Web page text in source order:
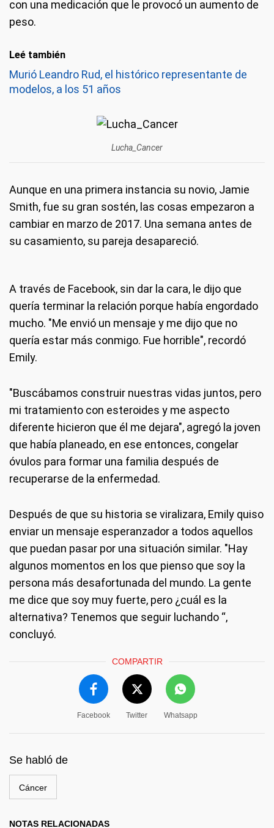
con una medicación que le provocó un aumento de
peso.
Leé también
Murió Leandro Rud, el histórico representante de
modelos, a los 51 años
Lucha_Cancer
Aunque en una primera instancia su novio, Jamie
Smith, fue su gran sostén, las cosas empezaron a
cambiar en marzo de 2017. Una semana antes de
su casamiento, su pareja desapareció.
A través de Facebook, sin dar la cara, le dijo que
quería terminar la relación porque había engordado
mucho. "Me envió un mensaje y me dijo que no
quería estar más conmigo. Fue horrible", recordó
Emily.
"Buscábamos construir nuestras vidas juntos, pero
mi tratamiento con esteroides y me aspecto
diferente hicieron que él me dejara", agregó la joven
que había planeado, en ese entonces, congelar
óvulos para formar una familia después de
recuperarse de la enfermedad.
Después de que su historia se viralizara, Emily quiso
enviar un mensaje esperanzador a todos aquellos
que puedan pasar por una situación similar. "Hay
algunos momentos en los que pienso que soy la
persona más desafortunada del mundo. La gente
me dice que soy muy fuerte, pero ¿cuál es la
alternativa? Tenemos que seguir luchando “,
concluyó.
COMPARTIR
Facebook Twitter Whatsapp
Se habló de
Cáncer
NOTAS RELACIONADAS